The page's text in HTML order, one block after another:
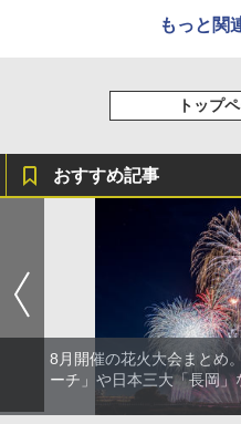
もっと関
トップ
おすすめ記事
8月開催の花火大会まとめ
ーチ」や日本三大「長岡」